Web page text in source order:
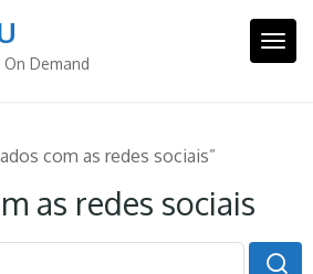
Demand
com as redes sociais”
as redes sociais